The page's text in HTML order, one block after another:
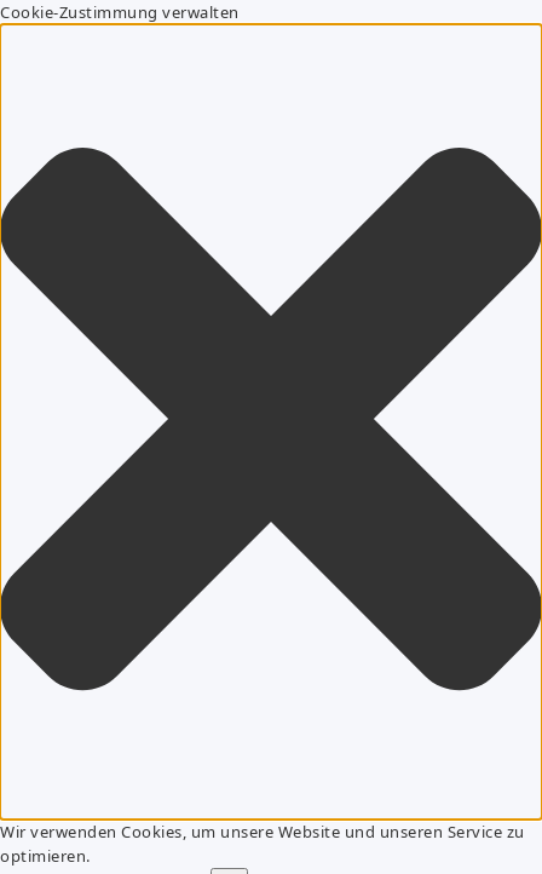
Cookie-Zustimmung verwalten
Wir verwenden Cookies, um unsere Website und unseren Service zu
optimieren.